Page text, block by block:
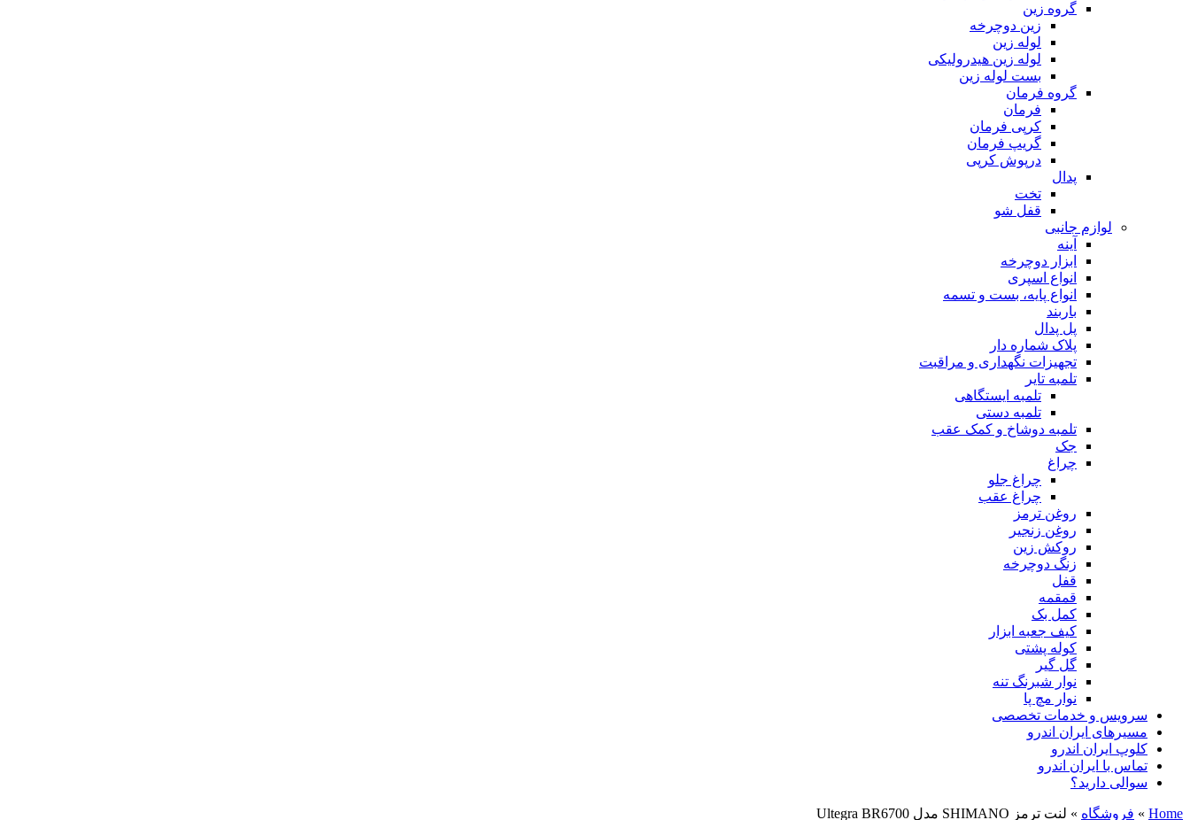
گروه زین
زین دوچرخه
لوله زین
لوله زین هیدرولیکی
بست لوله زین
گروه فرمان
فرمان
کرپی فرمان
گریپ فرمان
درپوش کرپی
پدال
تخت
قفل شو
لوازم جانبی
آینه
ابزار دوچرخه
انواع اسپری
انواع پایه، بست و تسمه
باربند
پل پدال
پلاک شماره دار
تجهیزات نگهداری و مراقبت
تلمبه تایر
تلمبه ایستگاهی
تلمبه دستی
تلمبه دوشاخ و کمک عقب
جک
چراغ
چراغ جلو
چراغ عقب
روغن ترمز
روغن زنجیر
روکش زین
زنگ دوچرخه
قفل
قمقمه
کمل بک
کیف جعبه ابزار
کوله پشتی
گل گیر
نوار شبرنگ تنه
نوار مچ پا
سرویس و خدمات تخصصی
مسیرهای ایران اندرو
کلوپ ایران اندرو
تماس با ایران اندرو
سوالی دارید؟
Home
» فروشگاه » لنت ترمز SHIMANO مدل Ultegra BR6700